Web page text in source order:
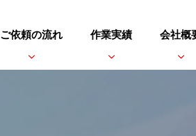
ご依頼の流れ 作業実績 会社概